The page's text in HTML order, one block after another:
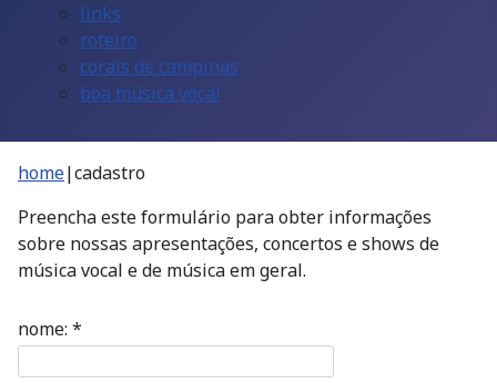
links
roteiro
corais de campinas
boa música vocal
home|cadastro
Preencha este formulário para obter informações
sobre nossas apresentações, concertos e shows de
música vocal e de música em geral.
nome: *